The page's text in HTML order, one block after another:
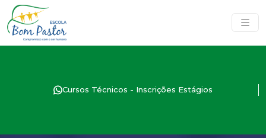
Cursos Técnicos - Inscrições Estágios